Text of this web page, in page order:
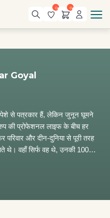
0 0
Goyal
से पत्रकार हैं, लेकिन जुनून घूमने
की प्रोफेशनल लाइफ के बीच हर
और दीन-दुनिया से पूरी तरह
थे। वहाँ सिर्फ वह थे, उनकी 100
था। वे 2013 से 2018 के बीच 6
से अकेले कवर कर चुके हैं। इस
प्रदेशों में जा चुके हैं, जिनमें